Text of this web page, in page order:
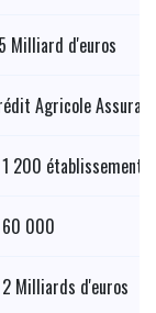
Milliard d'euros
Agricole
200
000
Milliards d'euros